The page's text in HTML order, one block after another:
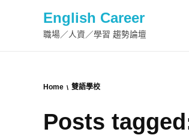
English Career
職場／人資／學習 趨勢論壇
Home 雙語學校
Posts